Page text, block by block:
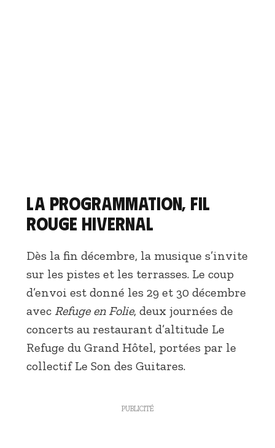
La programmation, fil
rouge hivernal
Dès la fin décembre, la musique s’invite
sur les pistes et les terrasses. Le coup
d’envoi est donné les 29 et 30 décembre
avec Refuge en Folie, deux journées de
concerts au restaurant d’altitude Le
Refuge du Grand Hôtel, portées par le
collectif Le Son des Guitares.
PUBLICITÉ